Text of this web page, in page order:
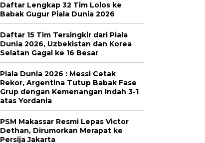
Daftar Lengkap 32 Tim Lolos ke
Babak Gugur Piala Dunia 2026
Daftar 15 Tim Tersingkir dari Piala
Dunia 2026, Uzbekistan dan Korea
Selatan Gagal ke 16 Besar
Piala Dunia 2026 : Messi Cetak
Rekor, Argentina Tutup Babak Fase
Grup dengan Kemenangan Indah 3-1
atas Yordania
PSM Makassar Resmi Lepas Victor
Dethan, Dirumorkan Merapat ke
Persija Jakarta